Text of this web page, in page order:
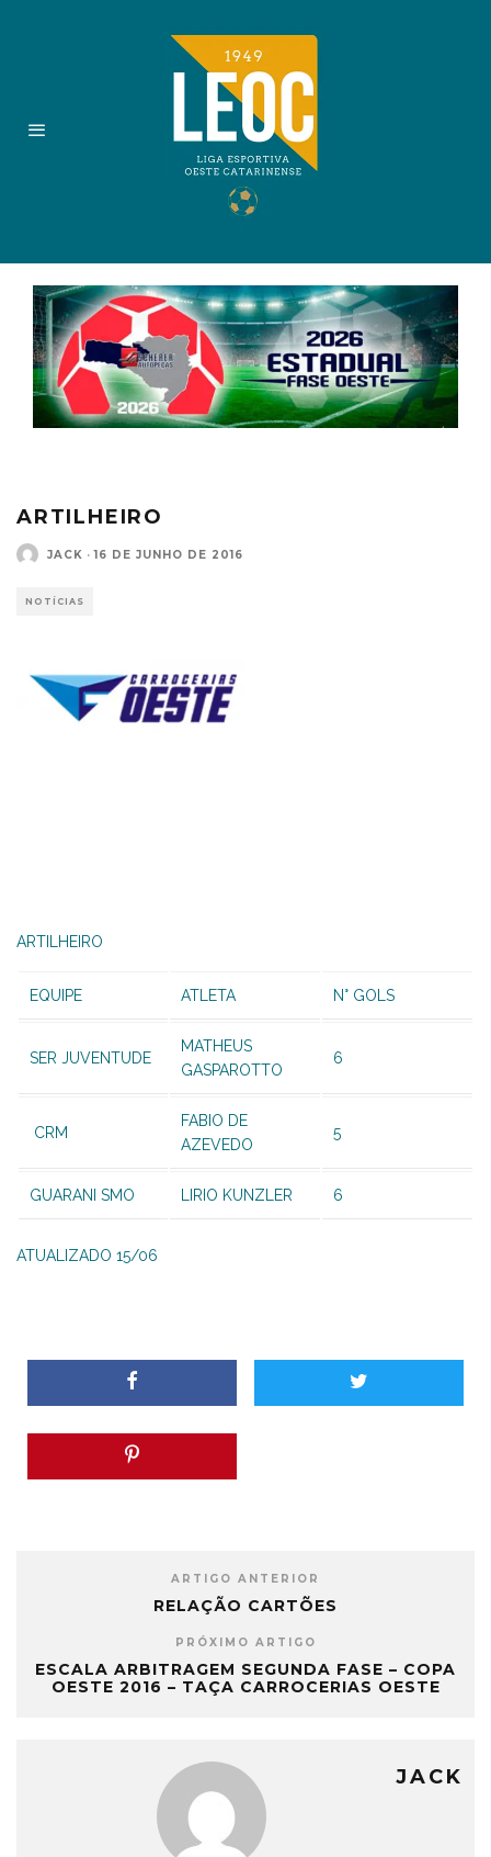
ARTILHEIRO
JACK · 16 DE JUNHO DE 2016
NOTÍCIAS
ARTILHEIRO
EQUIPE ATLETA N° GOLS
SER JUVENTUDE
MATHEUS
GASPAROTTO
6
CRM
FABIO DE
AZEVEDO
5
GUARANI SMO LIRIO KUNZLER 6
ATUALIZADO 15/06
ARTIGO ANTERIOR
RELAÇÃO CARTÕES
PRÓXIMO ARTIGO
ESCALA ARBITRAGEM SEGUNDA FASE – COPA
OESTE 2016 – TAÇA CARROCERIAS OESTE
JACK